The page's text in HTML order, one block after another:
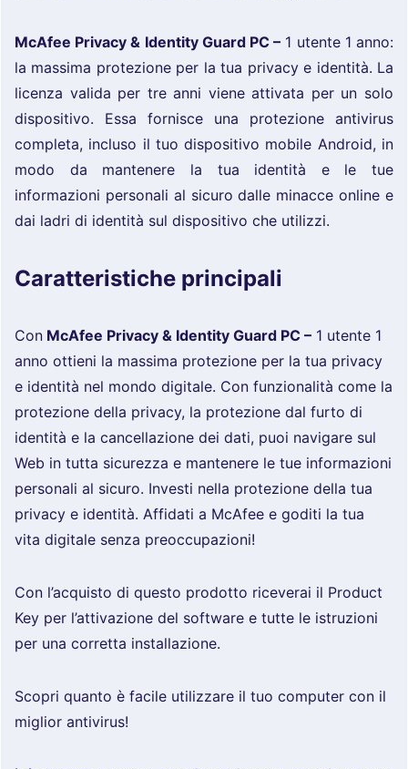
McAfee Privacy & Identity Guard PC – 1 utente 1 anno:
la massima protezione per la tua privacy e identità. La
licenza valida per tre anni viene attivata per un solo
dispositivo. Essa fornisce una protezione antivirus
completa, incluso il tuo dispositivo mobile Android, in
modo da mantenere la tua identità e le tue
informazioni personali al sicuro dalle minacce online e
dai ladri di identità sul dispositivo che utilizzi.
Caratteristiche principali
Con McAfee Privacy & Identity Guard PC – 1 utente 1
anno ottieni la massima protezione per la tua privacy
e identità nel mondo digitale. Con funzionalità come la
protezione della privacy, la protezione dal furto di
identità e la cancellazione dei dati, puoi navigare sul
Web in tutta sicurezza e mantenere le tue informazioni
personali al sicuro. Investi nella protezione della tua
privacy e identità. Affidati a McAfee e goditi la tua
vita digitale senza preoccupazioni!
Con l’acquisto di questo prodotto riceverai il Product
Key per l’attivazione del software e tutte le istruzioni
per una corretta installazione.
Scopri quanto è facile utilizzare il tuo computer con il
miglior antivirus!